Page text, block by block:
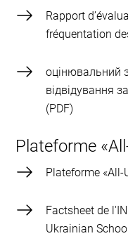
Rapport
fréquentation
оцінювальний
відвідування
Plateforme
Plateforme
Factsheet de
Ukrainian